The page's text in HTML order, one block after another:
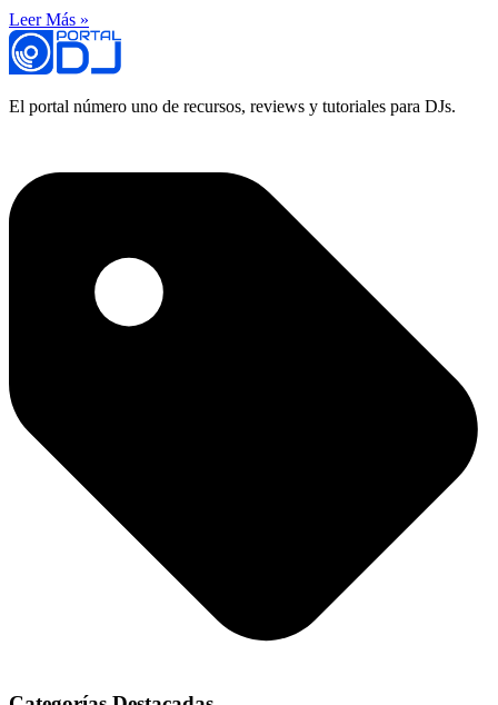
Leer Más »
El portal número uno de recursos, reviews y tutoriales para DJs.